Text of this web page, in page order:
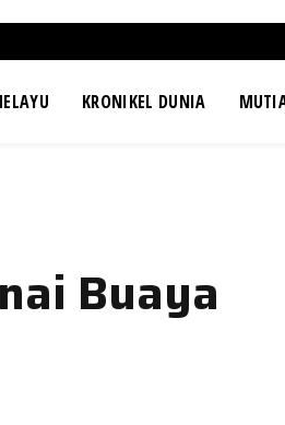
KRONIKEL DUNIA
Buaya